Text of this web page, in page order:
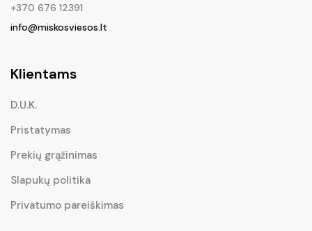
+370 676 12391
info@miskosviesos.lt
Klientams
D.U.K.
Pristatymas
Prekių grąžinimas
Slapukų politika
Privatumo pareiškimas